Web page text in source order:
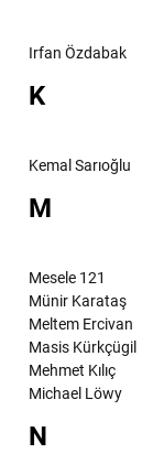
Irfan Özdabak
K
Kemal Sarıoğlu
M
Mesele 121
Münir Karataş
Meltem Ercivan
Masis Kürkçügil
Mehmet Kılıç
Michael Löwy
N